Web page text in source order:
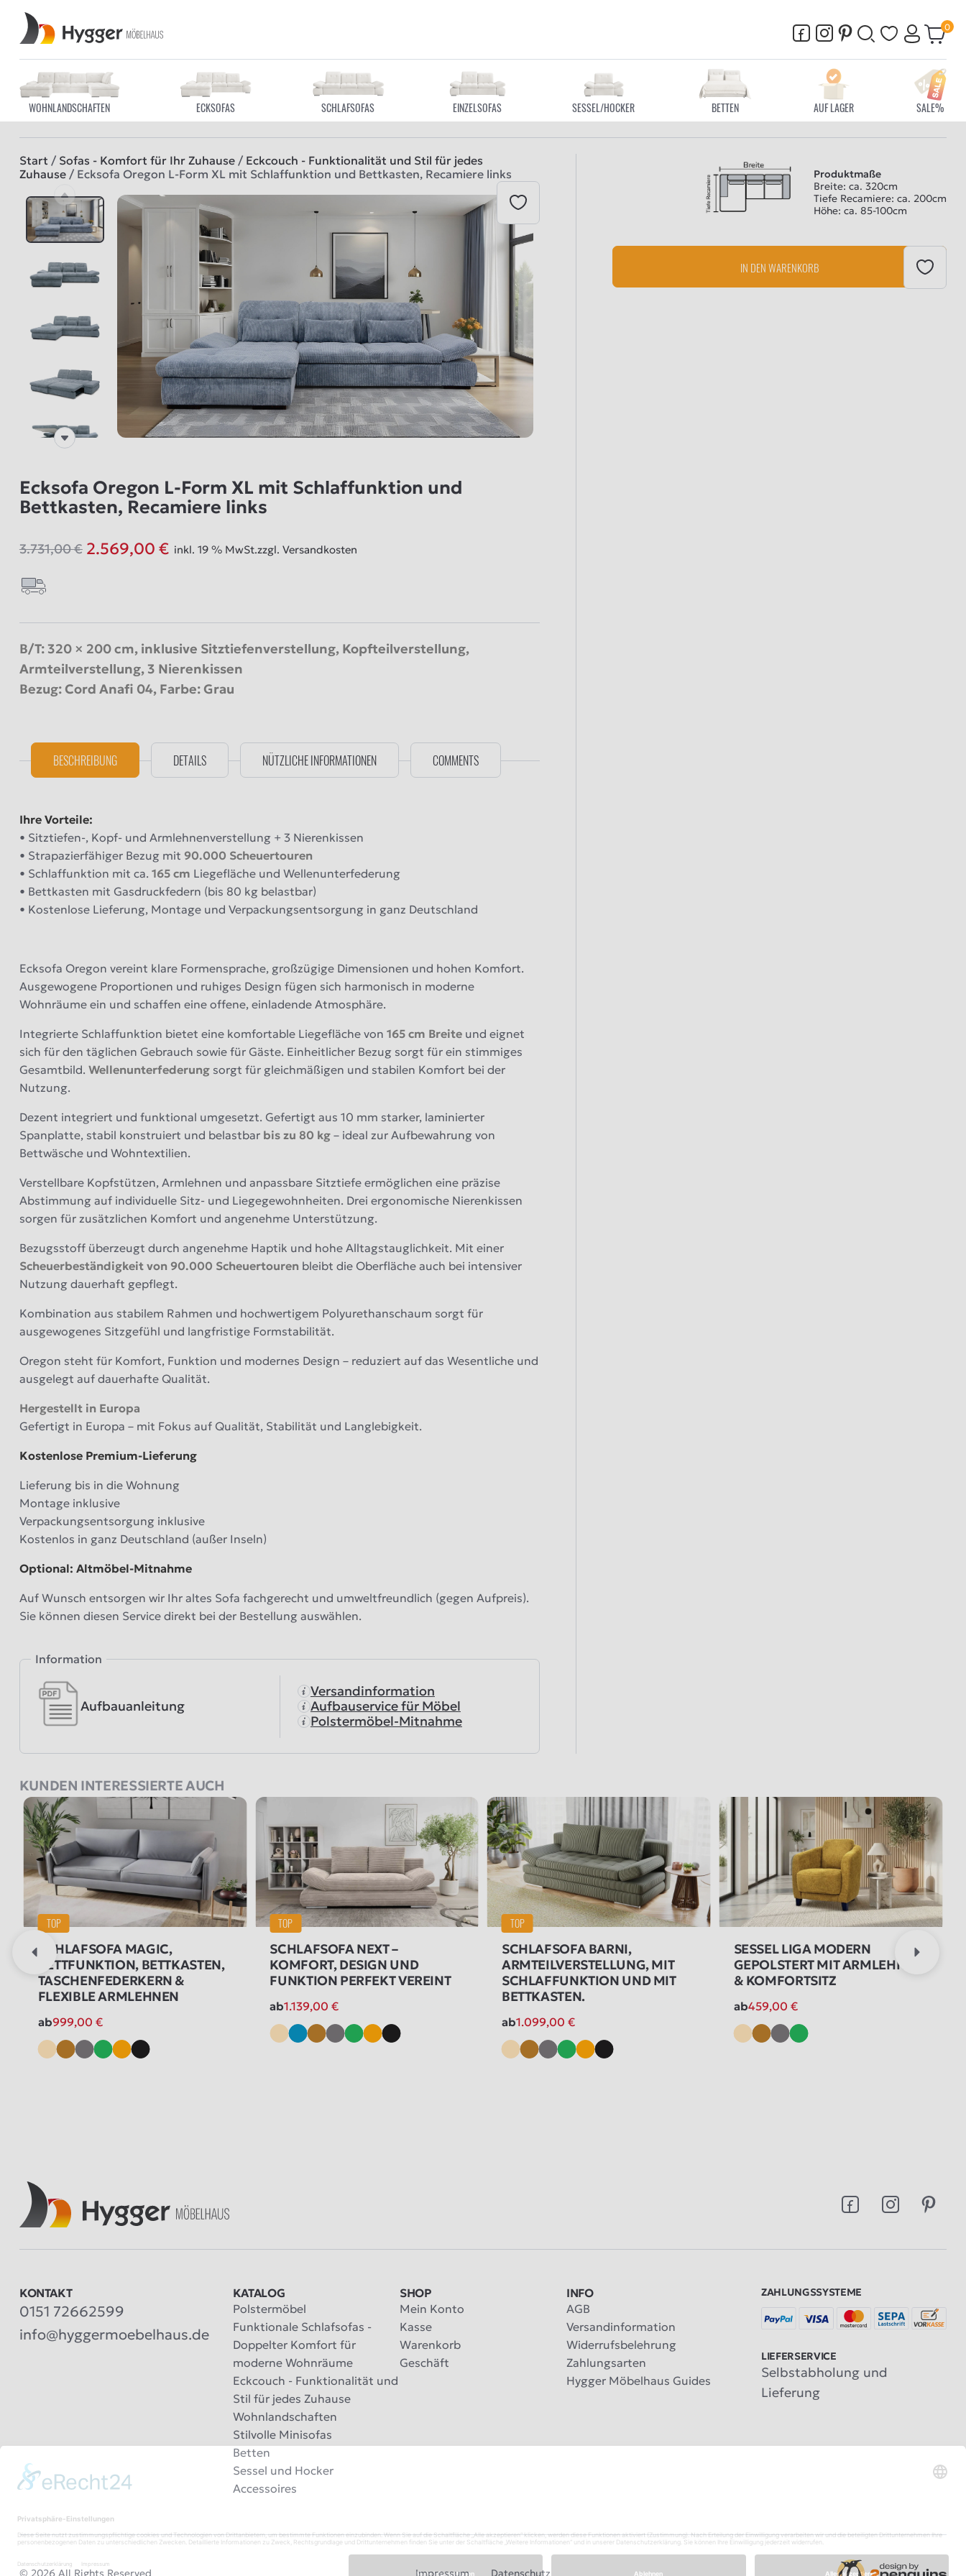
WOHNLANDSCHAFTEN ECKSOFAS SCHLAFSOFAS EINZELSOFAS SESSEL/HOCKER BETTEN AUF LAGER SALE%
Start / Sofas - Komfort für Ihr Zuhause/ Eckcouch - Funktionalität und Stil für jedes
Zuhause/ Ecksofa Oregon L-Form XL mit Schlaffunktion und Bettkasten, Recamiere links
Ecksofa Oregon L-Form XL mit Schlaffunktion und
Bettkasten, Recamiere links
3.731,00€
Ursprünglicher
war:
2.569,00 €
Aktueller
ist:
inkl. 19 % MwSt.zzgl. Versandkosten
Produktmaße
Breite: ca. 320cm
Tiefe Recamiere: ca. 200cm
Höhe: ca. 85-100cm
IN DEN WARENKORB
B/T: 320 × 200 cm, inklusive Sitztiefenverstellung, Kopfteilverstellung,
Armteilverstellung, 3 Nierenkissen
Bezug: Cord Anafi 04, Farbe: Grau
BESCHREIBUNG DETAILS NÜTZLICHE INFORMATIONEN COMMENTS
Ihre Vorteile:
• Sitztiefen-, Kopf- und Armlehnenverstellung + 3 Nierenkissen
• Strapazierfähiger Bezug mit 90.000 Scheuertouren
• Schlaffunktion mit ca. 165 cm Liegefläche und Wellenunterfederung
• Bettkasten mit Gasdruckfedern (bis 80 kg belastbar)
• Kostenlose Lieferung, Montage und Verpackungsentsorgung in ganz Deutschland
Ecksofa Oregon vereint klare Formensprache, großzügige Dimensionen und hohen Komfort.
Ausgewogene Proportionen und ruhiges Design fügen sich harmonisch in moderne
Wohnräume ein und schaffen eine offene, einladende Atmosphäre.
Integrierte Schlaffunktion bietet eine komfortable Liegefläche von 165 cm Breiteund eignet
sich für den täglichen Gebrauch sowie für Gäste. Einheitlicher Bezug sorgt für ein stimmiges
Gesamtbild. Wellenunterfederung sorgt für gleichmäßigen und stabilen Komfort bei der
Nutzung.
Dezent integriert und funktional umgesetzt. Gefertigt aus 10 mm starker, laminierter
Spanplatte, stabil konstruiert und belastbarbis zu 80 kg– ideal zur Aufbewahrung von
Bettwäsche und Wohntextilien.
Verstellbare Kopfstützen, Armlehnen und anpassbare Sitztiefe ermöglichen eine präzise
Abstimmung auf individuelle Sitz- und Liegegewohnheiten. Drei ergonomische Nierenkissen
sorgen für zusätzlichen Komfort und angenehme Unterstützung.
Bezugsstoff überzeugt durch angenehme Haptik und hohe Alltagstauglichkeit. Mit einer
Scheuerbeständigkeit von 90.000 Scheuertouren bleibt die Oberfläche auch bei intensiver
Nutzung dauerhaft gepflegt.
Kombination aus stabilem Rahmen und hochwertigem Polyurethanschaum sorgt für
ausgewogenes Sitzgefühl und langfristige Formstabilität.
Oregon steht für Komfort, Funktion und modernes Design – reduziert auf das Wesentliche und
ausgelegt auf dauerhafte Qualität.
Hergestellt in Europa
Gefertigt in Europa – mit Fokus auf Qualität, Stabilität und Langlebigkeit.
Kostenlose Premium-Lieferung
Lieferung bis in die Wohnung
Montage inklusive
Verpackungsentsorgung inklusive
Kostenlos in ganz Deutschland (außer Inseln)
Optional: Altmöbel-Mitnahme
Auf Wunsch entsorgen wir Ihr altes Sofa fachgerecht und umweltfreundlich (gegen Aufpreis).
Sie können diesen Service direkt bei der Bestellung auswählen.
Information
Aufbauanleitung
Versandinformation
Aufbauservice für Möbel
Polstermöbel-Mitnahme
KUNDEN INTERESSIERTE AUCH
TOP
SCHLAFSOFA MAGIC,
BETTFUNKTION, BETTKASTEN,
TASCHENFEDERKERN &
FLEXIBLE ARMLEHNEN
ab999,00 €
TOP
SCHLAFSOFA NEXT –
KOMFORT, DESIGN UND
FUNKTION PERFEKT VEREINT
ab1.139,00€
TOP
SCHLAFSOFA BARNI,
ARMTEILVERSTELLUNG, MIT
SCHLAFFUNKTION UND MIT
BETTKASTEN.
ab1.099,00 €
SESSEL LIGA MODERN
GEPOLSTERT MIT ARMLEHNEN
& KOMFORTSITZ
ab459,00 €
KONTAKT
0151 72662599
info@hyggermoebelhaus.de
KATALOG
Polstermöbel
Funktionale Schlafsofas -
Doppelter Komfort für
moderne Wohnräume
Eckcouch - Funktionalität und
Stil für jedes Zuhause
Wohnlandschaften
Stilvolle Minisofas
Betten
Sessel und Hocker
Accessoires
SHOP
Mein Konto
Kasse
Warenkorb
Geschäft
INFO
AGB
Versandinformation
Widerrufsbelehrung
Zahlungsarten
Hygger Möbelhaus Guides
ZAHLUNGSSYSTEME
LIEFERSERVICE
Selbstabholung und
Lieferung
© 2026 All Rights Reserved Impressum Datenschutz